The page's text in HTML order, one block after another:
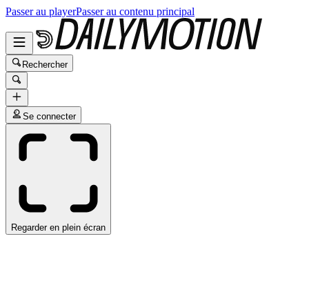
Passer au playerPasser au contenu principal
Rechercher
Se connecter
Regarder en plein écran